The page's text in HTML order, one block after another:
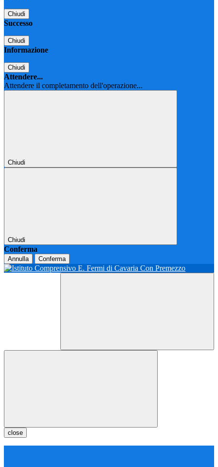
Chiudi
Successo
Chiudi
Informazione
Chiudi
Attendere...
Attendere il completamento dell'operazione...
Chiudi
Chiudi
Conferma
Annulla Conferma
close